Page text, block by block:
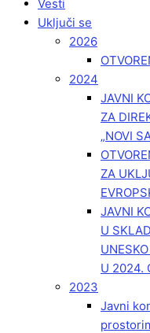
Vesti
Uključi se
2026
2024
JAVNI
ZA
„NOVI
ZA
JAVNI
U
U 2024.
2023
Javni